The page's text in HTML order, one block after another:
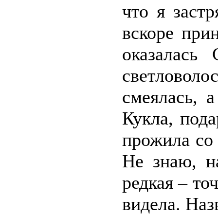
что я
вскоре
смеялась,
Кукла,
прожила со
Не знаю,
редкая –
видела.